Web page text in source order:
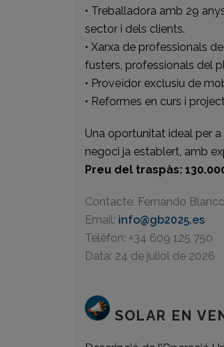
• Treballadora amb 29
sector i dels clients.
• Xarxa de professionals
fusters, professionals del
• Proveïdor exclusiu de
• Reformes en curs i
Una oportunitat ideal per
negoci ja establert, amb
Preu del traspàs:
Contacte: Fernando
Email: info@gb2025.es
Telèfon: +34 609 125 750
Data: 24 de juliol de 2026
SOLAR EN